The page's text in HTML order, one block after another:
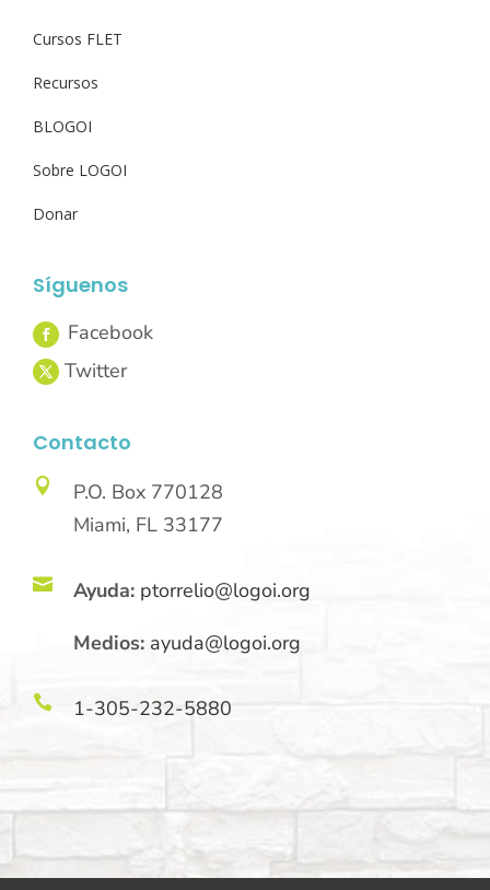
Cursos FLET
Recursos
BLOGOI
Sobre LOGOI
Donar
Síguenos
Contacto

P.O. Box 770128
Miami, FL 33177
 Ayuda: ptorrelio@logoi.org
Medios: ayuda@logoi.org
 1-305-232-5880